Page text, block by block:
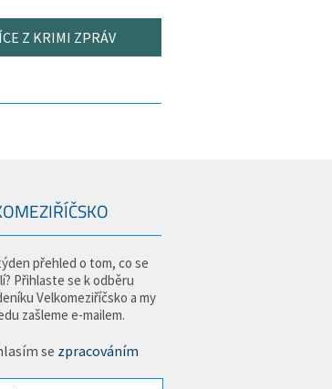
Z KRIMI ZPRÁV
přehled o tom, co se
Přihlaste se k odběru
Velkomeziříčsko a my
zašleme e-mailem.
se zpracováním